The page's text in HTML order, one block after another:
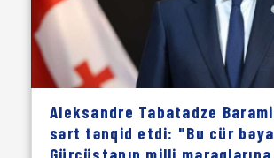
Aleksandre Tabatadze
sərt tənqid etdi: "Bu cür